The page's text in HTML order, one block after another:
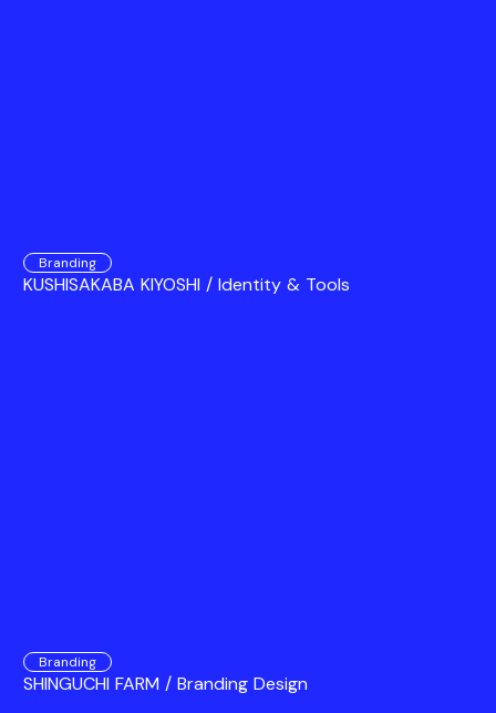
Branding
KUSHISAKABA KIYOSHI / Identity & Tools
Branding
SHINGUCHI FARM / Branding Design